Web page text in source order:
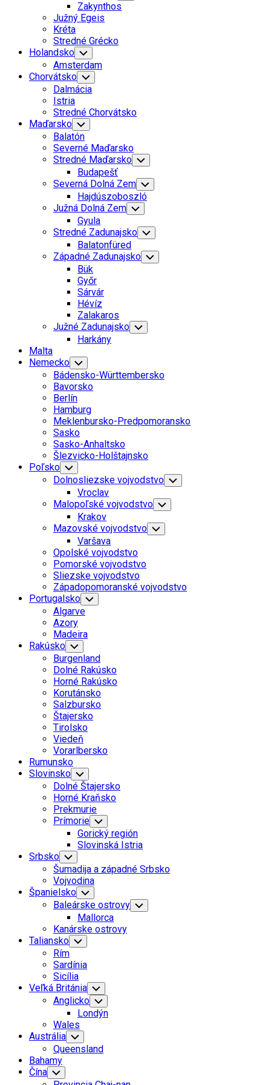
Child
Menu
Zakynthos
Južný Egeis
Kréta
Stredné Grécko
Holandsko Toggle
Child
Menu
Amsterdam
Chorvátsko Toggle
Child
Menu
Dalmácia
Istria
Stredné Chorvátsko
Current
Page
Parent
Maďarsko Toggle
Child
Menu
Balatón
Severné Maďarsko
Stredné Maďarsko Toggle
Child
Menu
Budapešť
Severná Dolná Zem Toggle
Child
Menu
Hajdúszoboszló
Južná Dolná Zem Toggle
Child
Menu
Gyula
Stredné Zadunajsko Toggle
Child
Menu
Balatonfüred
Západné Zadunajsko Toggle
Child
Bük
Győr
Sárvár
Hévíz
Zalakaros
Current
Page
Južné Zadunajsko Toggle
Child
Current
Parent
Harkány
Malta
Nemecko Toggle
Child
Menu
Bádensko-Württembersko
Bavorsko
Berlín
Hamburg
Meklenbursko-Predpomoransko
Sasko
Sasko-Anhaltsko
Šlezvicko-Holštajnsko
Poľsko Toggle
Child
Menu
Dolnosliezske vojvodstvo Toggle
Child
Menu
Vroclav
Malopoľské vojvodstvo Toggle
Child
Menu
Krakov
Mazovské vojvodstvo Toggle
Child
Varšava
Opolské vojvodstvo
Pomorské vojvodstvo
Sliezske vojvodstvo
Západopomoranské vojvodstvo
Portugalsko Toggle
Child
Menu
Algarve
Azory
Madeira
Rakúsko Toggle
Child
Menu
Burgenland
Dolné Rakúsko
Horné Rakúsko
Korutánsko
Salzbursko
Štajersko
Tirolsko
Viedeň
Vorarlbersko
Rumunsko
Slovinsko Toggle
Child
Menu
Dolné Štajersko
Horné Kraňsko
Prekmurie
Prímorie Toggle
Child
Menu
Gorický región
Slovinská Istria
Srbsko Toggle
Child
Menu
Šumadija a západné Srbsko
Vojvodina
Španielsko Toggle
Child
Menu
Baleárske ostrovy Toggle
Child
Mallorca
Kanárske ostrovy
Taliansko Toggle
Child
Menu
Rím
Sardínia
Sicília
Veľká Británia Toggle
Child
Menu
Anglicko Toggle
Child
Menu
Londýn
Wales
Austrália Toggle
Child
Menu
Queensland
Bahamy
Čína Toggle
Child